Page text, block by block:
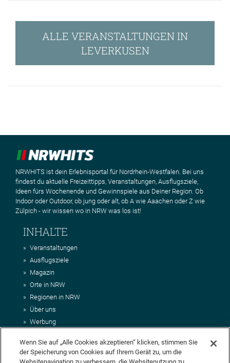
ALLE VERANSTALTUNGEN IN
LEVERKUSEN
NRWHITS ist dein Erlebnisportal für Nordrhein-Westfalen. Bei uns
findest du aktuelle Freizeittipps, Veranstaltungen, Ausflugsziele,
Ideen fürs Wochenende und Gewinnspiele aus Deiner Region. Ob
Indoor oder Outdoor, ob jung oder alt, ob A wie Aaachen oder Z wie
Zülpich - wir wissen wo in NRW was los ist!
INHALTE
Veranstaltungen
Ausflugsziele
Magazin
Orte in NRW
Regionen in NRW
Über uns
Werbung
Impressum
AGB
Wenn Sie auf „Alle Cookies akzeptieren“ klicken, stimmen Sie
der Speicherung von Cookies auf Ihrem Gerät zu, um die